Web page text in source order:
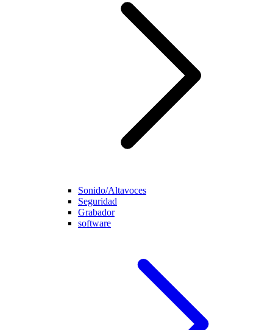
Sonido/Altavoces
Seguridad
Grabador
software